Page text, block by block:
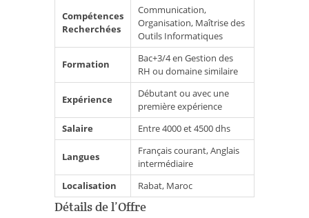
Compétences
Recherchées
Communication,
Organisation, Maîtrise des
Outils Informatiques
Formation
Bac+3/4 en Gestion des
RH ou domaine similaire
Expérience
Débutant ou avec une
première expérience
Salaire
Entre 4000 et 4500 dhs
Langues
Français courant, Anglais
intermédiaire
Localisation
Rabat, Maroc
Détails de l’Offre